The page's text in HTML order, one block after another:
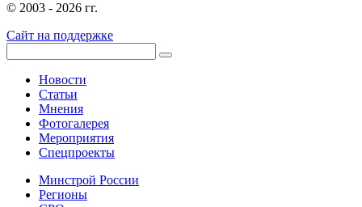
© 2003 - 2026 гг.
Сайт на поддержке
Новости
Статьи
Мнения
Фотогалерея
Мероприятия
Спецпроекты
Минстрой России
Регионы